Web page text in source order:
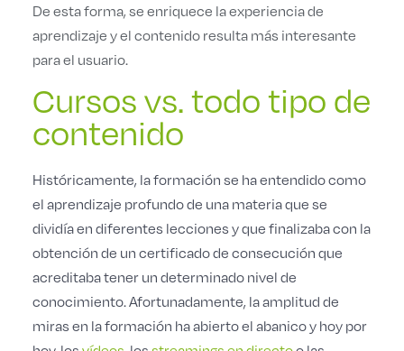
De esta forma, se enriquece la experiencia de
aprendizaje y el contenido resulta más interesante
para el usuario.
Cursos vs. todo tipo de
contenido
Históricamente, la formación se ha entendido como
el aprendizaje profundo de una materia que se
dividía en diferentes lecciones y que finalizaba con la
obtención de un certificado de consecución que
acreditaba tener un determinado nivel de
conocimiento. Afortunadamente, la amplitud de
miras en la formación ha abierto el abanico y hoy por